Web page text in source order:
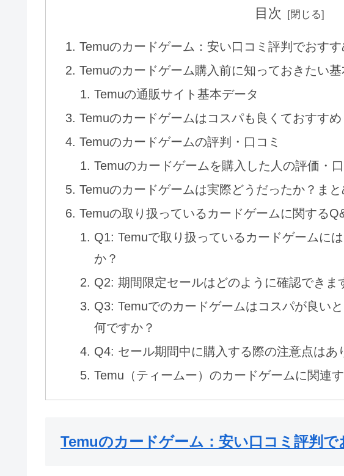
目次
Temuのカードゲーム：安い口コミ評判でおすす
Temuのカードゲーム購入前に知っておきたい基
Temuの通販サイト基本データ
Temuのカードゲームはコスパも良くておすすめ
Temuのカードゲームの評判・口コミ
Temuのカードゲームを購入した人の評価・口
Temuのカードゲームは実際どうだったか？まと
Temuの取り扱っているカードゲームに関する
Q1: Temuで取り扱っているカードゲームに
か？
Q2: 期間限定セールはどのように確認できま
Q3: Temuでのカードゲームはコスパが良い
何ですか？
Q4: セール期間中に購入する際の注意点はあ
Temu（ティームー）のカードゲームに関連
Temuのカードゲーム：安い口コミ評判で